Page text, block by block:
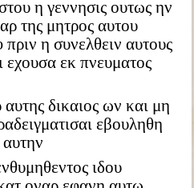
η γεννησις ουτως ην
της μητρος αυτου
η συνελθειν αυτους
εχουσα εκ πνευματος
δικαιος ων και μη
εβουληθη
ιδου